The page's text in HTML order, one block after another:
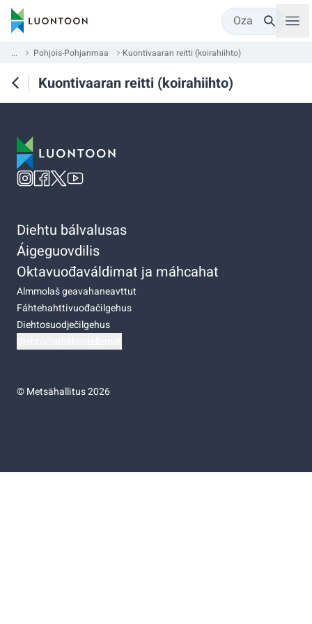
Oza
... Pohjois-Pohjanmaa Kuontivaaran reitti (koirahiihto)
Kuontivaaran reitti (koirahiihto)
Diehtu bálvalusas
Áigeguovdilis
Oktavuođaváldimat ja máhcahat
Almmolaš geavahaneavttut
Fáhtehahttivuođačilgehus
Diehtosuodječilgehus
©Metsähallitus 2026